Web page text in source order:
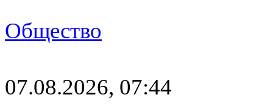
Общество
07.08.2026, 07:44